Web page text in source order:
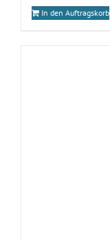
In den Auftragskorb